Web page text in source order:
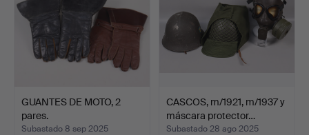
GUANTES DE MOTO, 2
pares.
Subastado 8 sep 2025
CASCOS, m/1921, m/1937 y
máscara protector…
Subastado 28 ago 2025